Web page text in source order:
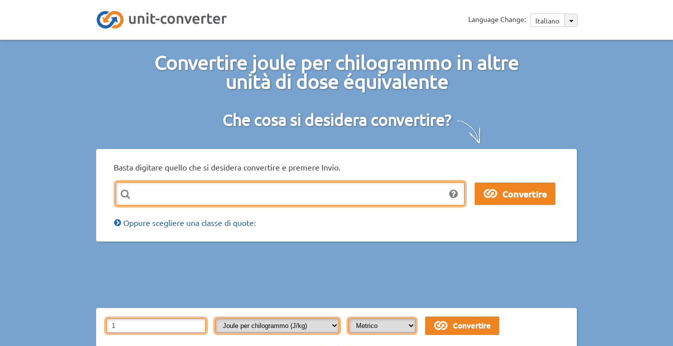
Language Change: Italiano
Convertire joule per chilogrammo in altre
unità di dose équivalente
Che cosa si desidera convertire?
Basta digitare quello che si desidera convertire e premere Invio.
Oppure scegliere una classe di quote: